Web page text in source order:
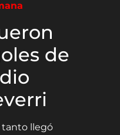
de
tanto llegó